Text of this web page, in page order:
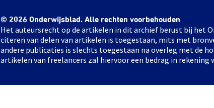
© 2026 Onderwijsblad. Alle rechten voorbehouden
Het auteursrecht op de artikelen in dit archief berust bij het
citeren van delen van artikelen is toegestaan, mits met
andere publicaties is slechts toegestaan na overleg met de
artikelen van freelancers zal hiervoor een bedrag in rekening